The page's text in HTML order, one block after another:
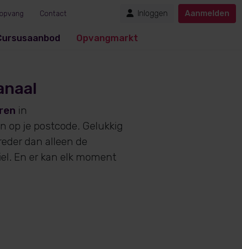
Opvangmarkt
Contact Inloggen Aanmelden
in
op je postcode. Gelukkig
dan alleen de
En er kan elk moment